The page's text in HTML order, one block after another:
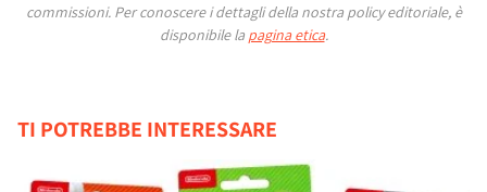
commissioni. Per conoscere i dettagli della nostra policy editoriale, è
disponibile la pagina etica.
TI POTREBBE INTERESSARE